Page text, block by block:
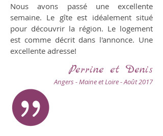
Nous avons passé une excellente
semaine. Le gîte est idéalement situé
pour découvrir la région. Le logement
est comme décrit dans l'annonce. Une
excellente adresse!
Perrine et Denis
Angers - Maine et Loire - Août 2017